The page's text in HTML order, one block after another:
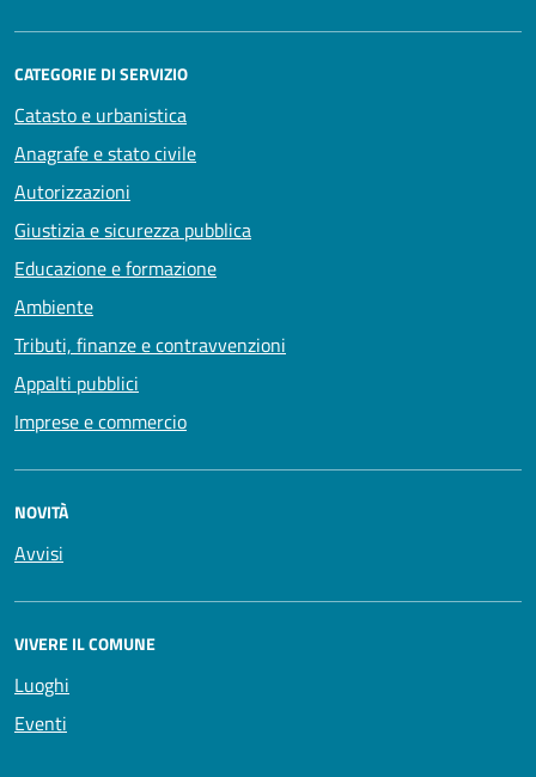
CATEGORIE DI SERVIZIO
Catasto e urbanistica
Anagrafe e stato civile
Autorizzazioni
Giustizia e sicurezza pubblica
Educazione e formazione
Ambiente
Tributi, finanze e contravvenzioni
Appalti pubblici
Imprese e commercio
NOVITÀ
Avvisi
VIVERE IL COMUNE
Luoghi
Eventi